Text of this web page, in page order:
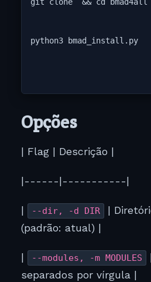
git clone
&& cd bmad4all
python3 bmad_install.py
Opções
| Flag | Descrição |
|------|-----------|
--dir, -d DIR
|
(padrão: atual) |
--modules, -m MODULES
separados por vírgula |